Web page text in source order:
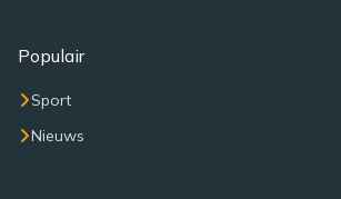
Populair
Sport
Nieuws